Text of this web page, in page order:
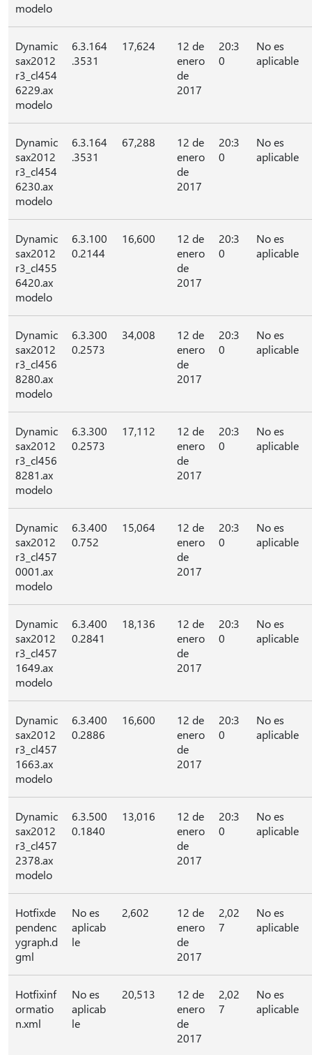
modelo
Dynamic
sax2012
r3_cl454
6229.ax
modelo
6.3.164
.3531
17,624
12 de
enero
de
2017
20:3
0
No es
aplicable
Dynamic
sax2012
r3_cl454
6230.ax
modelo
6.3.164
.3531
67,288
12 de
enero
de
2017
20:3
0
No es
aplicable
Dynamic
sax2012
r3_cl455
6420.ax
modelo
6.3.100
0.2144
16,600
12 de
enero
de
2017
20:3
0
No es
aplicable
Dynamic
sax2012
r3_cl456
8280.ax
modelo
6.3.300
0.2573
34,008
12 de
enero
de
2017
20:3
0
No es
aplicable
Dynamic
sax2012
r3_cl456
8281.ax
modelo
6.3.300
0.2573
17,112
12 de
enero
de
2017
20:3
0
No es
aplicable
Dynamic
sax2012
r3_cl457
0001.ax
modelo
6.3.400
0.752
15,064
12 de
enero
de
2017
20:3
0
No es
aplicable
Dynamic
sax2012
r3_cl457
1649.ax
modelo
6.3.400
0.2841
18,136
12 de
enero
de
2017
20:3
0
No es
aplicable
Dynamic
sax2012
r3_cl457
1663.ax
modelo
6.3.400
0.2886
16,600
12 de
enero
de
2017
20:3
0
No es
aplicable
Dynamic
sax2012
r3_cl457
2378.ax
modelo
6.3.500
0.1840
13,016
12 de
enero
de
2017
20:3
0
No es
aplicable
Hotfixde
pendenc
ygraph.d
gml
No es
aplicab
le
2,602
12 de
enero
de
2017
2,02
7
No es
aplicable
Hotfixinf
ormatio
n.xml
No es
aplicab
le
20,513
12 de
enero
de
2017
2,02
7
No es
aplicable